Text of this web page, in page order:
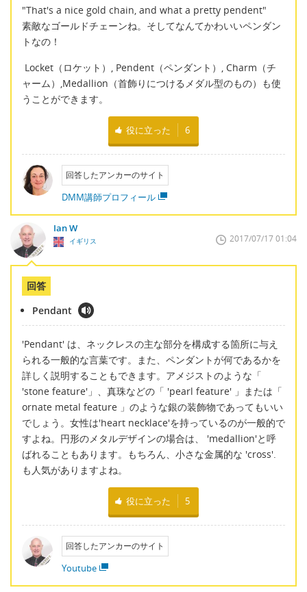
"That's a nice gold chain, and what a pretty pendent"
素敵なゴールドチェーンね。そしてなんてかわいいペンダン
トなの！
Locket（ロケット）, Pendent（ペンダント）, Charm（チ
ャーム）,Medallion（首飾りにつけるメダル型のもの）も使
うことができます。
役に立った 6
回答したアンカーのサイト
DMM講師プロフィール
Ian W
イギリス 2017/07/17 01:04
回答
Pendant
'Pendant' は、ネックレスの主な部分を構成する箇所に与え
られる一般的な言葉です。また、ペンダントが何であるかを
詳しく説明することもできます。アメジストのような「
'stone feature'」、真珠などの「 'pearl feature' 」または「
ornate metal feature 」のような銀の装飾物であってもいい
でしょう。女性は'heart necklace'を持っているのが一般的で
すよね。円形のメタルデザインの場合は、 'medallion'と呼
ばれることもあります。もちろん、小さな金属的な 'cross'.
も人気がありますよね。
役に立った 5
回答したアンカーのサイト
Youtube